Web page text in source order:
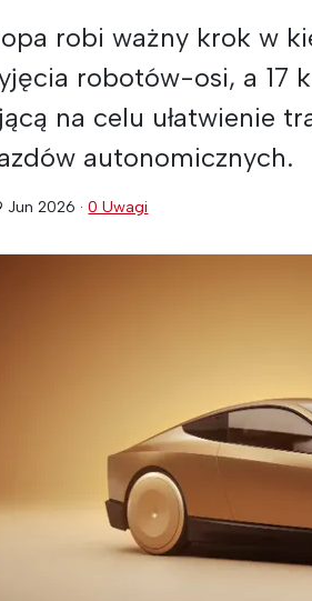
robi ważny krok w
robotów-osi, a 17
na celu ułatwienie
autonomicznych.
Jun 2026 ·0 Uwagi